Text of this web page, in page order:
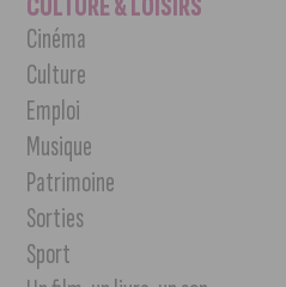
Cinéma
Culture
Emploi
Musique
Patrimoine
Sorties
Sport